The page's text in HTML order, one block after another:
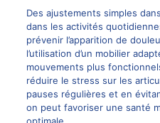
Des ajustements simples
dans les activités
prévenir l’apparition de
l’utilisation d’un mobilier
mouvements plus
réduire le stress sur les
pauses régulières et en
on peut favoriser une santé
optimale.